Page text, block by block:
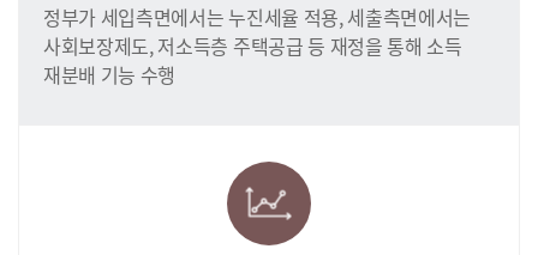
정부가 세입측면에서는 누진세율 적용, 세출측면에서는
사회보장제도, 저소득층 주택공급 등 재정을 통해 소득
재분배 기능 수행